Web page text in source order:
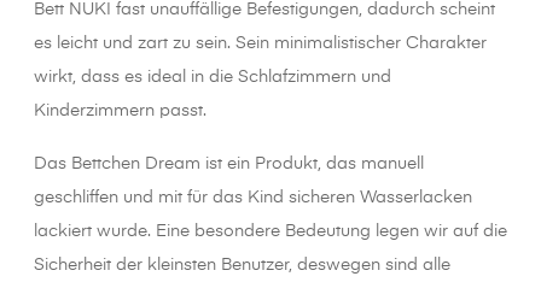
Bett NUKI fast unauffällige Befestigungen, dadurch scheint
es leicht und zart zu sein. Sein minimalistischer Charakter
wirkt, dass es ideal in die Schlafzimmern und
Kinderzimmern passt.
Das Bettchen Dream ist ein Produkt, das manuell
geschliffen und mit für das Kind sicheren Wasserlacken
lackiert wurde. Eine besondere Bedeutung legen wir auf die
Sicherheit der kleinsten Benutzer, deswegen sind alle